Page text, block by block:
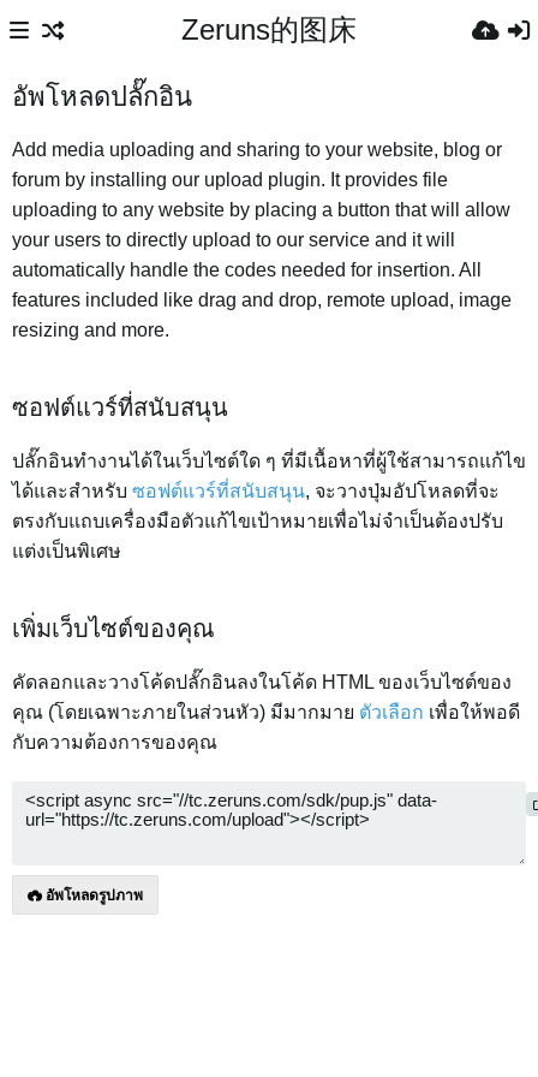
Zeruns的图床
อัพโหลดปลั๊กอิน
Add media uploading and sharing to your website, blog or
forum by installing our upload plugin. It provides file
uploading to any website by placing a button that will allow
your users to directly upload to our service and it will
automatically handle the codes needed for insertion. All
features included like drag and drop, remote upload, image
resizing and more.
ซอฟต์แวร์ที่สนับสนุน
ปลั๊กอินทำงานได้ในเว็บไซต์ใด ๆ ที่มีเนื้อหาที่ผู้ใช้สามารถแก้ไข
ได้และสำหรับ ซอฟต์แวร์ที่สนับสนุน, จะวางปุ่มอัปโหลดที่จะ
ตรงกับแถบเครื่องมือตัวแก้ไขเป้าหมายเพื่อไม่จำเป็นต้องปรับ
แต่งเป็นพิเศษ
เพิ่มเว็บไซต์ของคุณ
คัดลอกและวางโค้ดปลั๊กอินลงในโค้ด HTML ของเว็บไซต์ของ
คุณ (โดยเฉพาะภายในส่วนหัว) มีมากมาย ตัวเลือก เพื่อให้พอดี
กับความต้องการของคุณ
อัพโหลดรูปภาพ